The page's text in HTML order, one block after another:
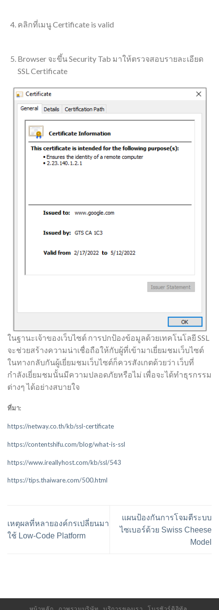
คลิกที่เมนู Certificate is valid
Browser จะขึ้น Security Tab มาให้ตรวจสอบรายละเอียด
SSL Certificate
ในฐานะเจ้าของเว็บไซต์ การปกป้องข้อมูลด้วยเทคโนโลยี SSL
จะช่วยสร้างความน่าเชื่อถือให้กับผู้ที่เข้ามาเยี่ยมชมเว็บไซต์
ในทางกลับกันผู้เยี่ยมชมเว็บไซต์ก็ควรสังเกตด้วยว่า เว็บที่
กำลังเยี่ยมชมนั้นมีความปลอดภัยหรือไม่ เพื่อจะได้ทำธุรกรรม
ต่างๆ ได้อย่างสบายใจ
ที่มา:
https://netway.co.th/kb/ssl-certificate
https://contentshifu.com/blog/what-is-ssl
https://www.ireallyhost.com/kb/ssl/543
https://tips.thaiware.com/500.html
เหตุผลที่หลายองค์กรเปลี่ยนมา
ใช้ Low-Code Platform
แผนป้องกันการโจมตีระบบ
ไซเบอร์ด้วย Swiss Cheese
Model